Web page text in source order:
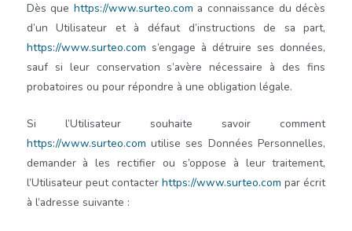
Dès que https://www.surteo.com a connaissance du décès
d’un Utilisateur et à défaut d’instructions de sa part,
https://www.surteo.com s’engage à détruire ses données,
sauf si leur conservation s’avère nécessaire à des fins
probatoires ou pour répondre à une obligation légale.
Si l’Utilisateur souhaite savoir comment
https://www.surteo.com utilise ses Données Personnelles,
demander à les rectifier ou s’oppose à leur traitement,
l’Utilisateur peut contacterhttps://www.surteo.com par écrit
à l’adresse suivante :